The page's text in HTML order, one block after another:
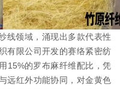
线领域，涌现出多款代表性
有限公司开发的赛络紧密纺
15%的罗布麻纤维配比，凭
远红外功能协同，对金黄色